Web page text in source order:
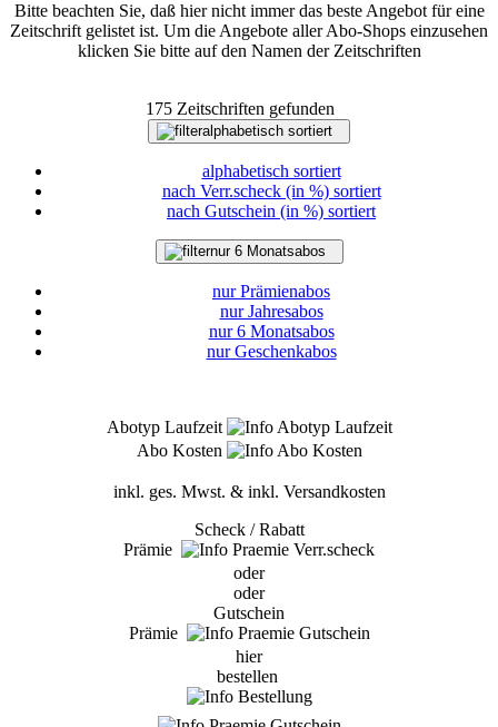
Bitte beachten Sie, daß hier nicht immer das beste Angebot für eine
Zeitschrift gelistet ist. Um die Angebote aller Abo-Shops einzusehen
klicken Sie bitte auf den Namen der Zeitschriften
175 Zeitschriften gefunden
alphabetisch sortiert
alphabetisch sortiert
nach Verr.scheck (in %) sortiert
nach Gutschein (in %) sortiert
nur 6 Monatsabos
nur Prämienabos
nur Jahresabos
nur 6 Monatsabos
nur Geschenkabos
Abotyp Laufzeit
Abo Kosten
inkl. ges. Mwst. & inkl. Versandkosten
Scheck / Rabatt
Prämie
oder
oder
Gutschein
Prämie
hier
bestellen